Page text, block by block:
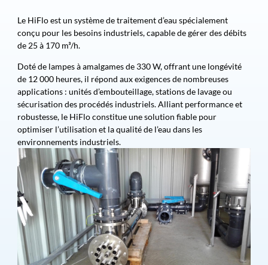
Le HiFlo est un système de traitement d’eau spécialement
conçu pour les besoins industriels, capable de gérer des débits
de 25 à 170 m³/h.
Doté de lampes à amalgames de 330 W, offrant une longévité
de 12 000 heures, il répond aux exigences de nombreuses
applications : unités d’embouteillage, stations de lavage ou
sécurisation des procédés industriels. Alliant performance et
robustesse, le HiFlo constitue une solution fiable pour
optimiser l’utilisation et la qualité de l’eau dans les
environnements industriels.